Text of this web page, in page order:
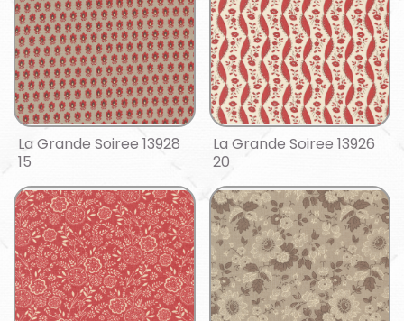
La Grande Soiree 13928
15
La Grande Soiree 13926
20